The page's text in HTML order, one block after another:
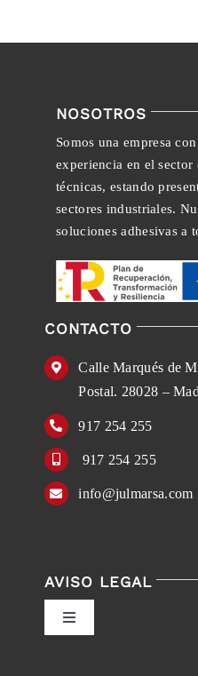
NOSOTROS
Somos una empresa
experiencia en el sector
técnicas, estando
sectores industriales.
soluciones adhesivas a
CONTACTO
Calle Marqués de
Postal. 28028 –
917 254 255
917 254 255
info@julmarsa.com
AVISO LEGAL
Toggle
Navigation